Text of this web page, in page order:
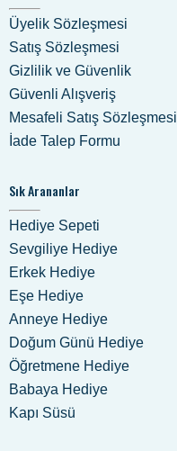
Üyelik Sözleşmesi
Satış Sözleşmesi
Gizlilik ve Güvenlik
Güvenli Alışveriş
Mesafeli Satış Sözleşmesi
İade Talep Formu
Sık Arananlar
Hediye Sepeti
Sevgiliye Hediye
Erkek Hediye
Eşe Hediye
Anneye Hediye
Doğum Günü Hediye
Öğretmene Hediye
Babaya Hediye
Kapı Süsü